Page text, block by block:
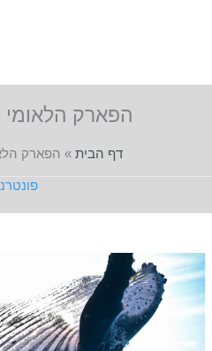
הפארק הלאומי
דף הבית » הפארק